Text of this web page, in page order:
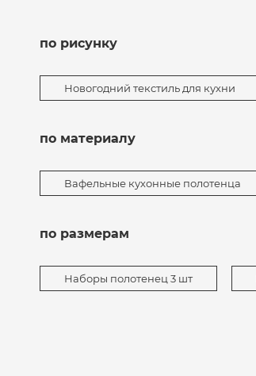
по рисунку
Новогодний текстиль для кухни
по материалу
Вафельные кухонные полотенца
по размерам
Наборы полотенец 3 шт